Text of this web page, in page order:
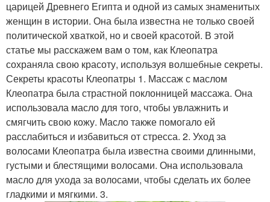
царицей Древнего Египта и одной из самых знаменитых
женщин в истории. Она была известна не только своей
политической хваткой, но и своей красотой. В этой
статье мы расскажем вам о том, как Клеопатра
сохраняла свою красоту, используя волшебные секреты.
Секреты красоты Клеопатры 1. Массаж с маслом
Клеопатра была страстной поклонницей массажа. Она
использовала масло для того, чтобы увлажнить и
смягчить свою кожу. Масло также помогало ей
расслабиться и избавиться от стресса. 2. Уход за
волосами Клеопатра была известна своими длинными,
густыми и блестящими волосами. Она использовала
масло для ухода за волосами, чтобы сделать их более
гладкими и мягкими. 3.